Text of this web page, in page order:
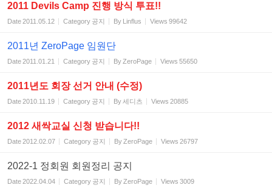
2011 Devils Camp 진행 방식 투표!!
Date2011.05.12 Category 공지 By Linflus Views 99642
2011년 ZeroPage 임원단
Date2011.01.21 Category 공지 By ZeroPage Views 55650
2011년도 회장 선거 안내 (수정)
Date2010.11.19 Category 공지 By세디츠 Views 20885
2012 새싹교실 신청 받습니다!!
Date2012.02.07 Category 공지 By ZeroPage Views 26797
2022-1 정회원 회원정리 공지
Date2022.04.04 Category 공지 By ZeroPage Views 3009